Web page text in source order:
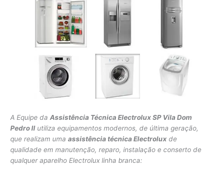
A Equipe daAssistência Técnica Electrolux SP Vila Dom
Pedro II utiliza equipamentos modernos, de última geração,
que realizam umaassistência técnica Electrolux de
qualidade em manutenção, reparo, instalação e conserto de
qualquer aparelho Electrolux linha branca: